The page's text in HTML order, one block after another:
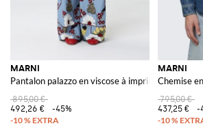
MARNI
Pantalon palazzo en viscose à imprimé floral
895,00 €
492,26 €
-45%
MARNI
Chemise
795,00 €
437,25 €
-